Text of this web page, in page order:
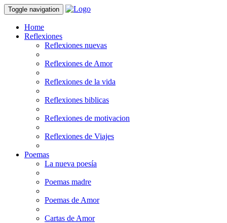
Toggle navigation
Home
Reflexiones
Reflexiones nuevas
Reflexiones de Amor
Reflexiones de la vida
Reflexiones biblicas
Reflexiones de motivacion
Reflexiones de Viajes
Poemas
La nueva poesía
Poemas madre
Poemas de Amor
Cartas de Amor